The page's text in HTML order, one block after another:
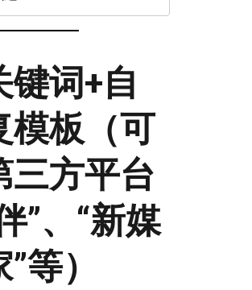
键词+自
模板（可
三方平台
”、“新媒
等）